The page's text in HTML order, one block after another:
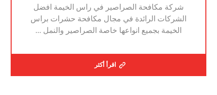
شركة مكافحة الصراصير في راس الخيمة افضل
الشركات الرائدة في مجال مكافحة حشرات براس
الخيمة بجميع انواعها خاصة الصراصير والنمل ...
اقرأ أكثر